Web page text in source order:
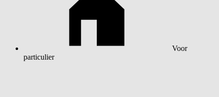
Voor
particulier